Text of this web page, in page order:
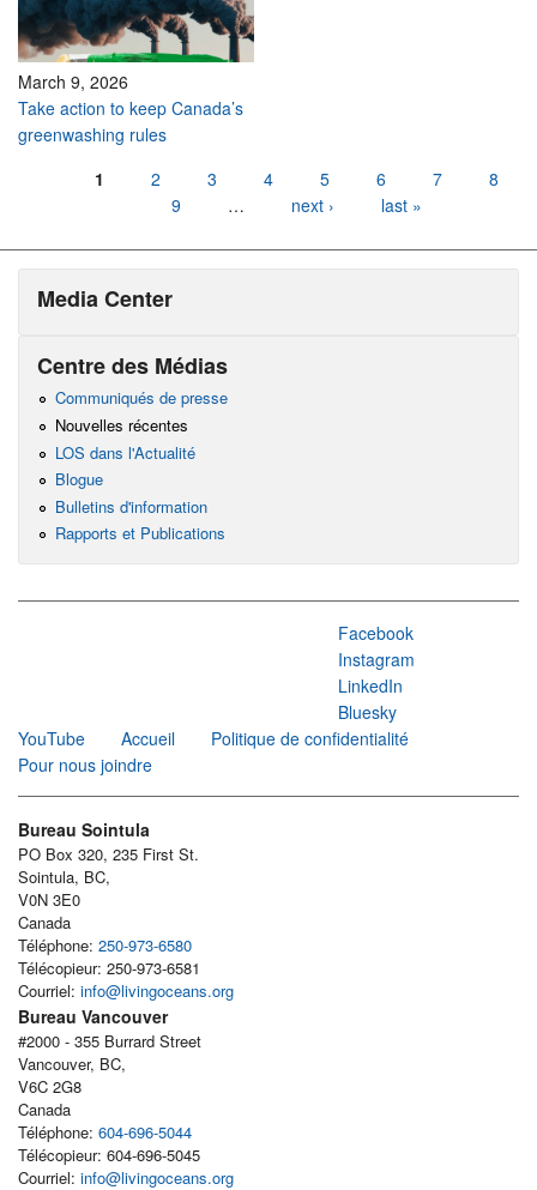
March 9, 2026
Take action to keep Canada’s
greenwashing rules
1 2 3 4 5 6 7
8
9
… next › last »
Media Center
Centre des Médias
Communiqués de presse
Nouvelles récentes
LOS dans l'Actualité
Blogue
Bulletins d'information
Rapports et Publications
Facebook
Instagram
LinkedIn
Bluesky
YouTube
Accueil
Politique de confidentialité
Pour nous joindre
Bureau Sointula
PO Box 320, 235 First St.
Sointula, BC,
V0N 3E0
Canada
Téléphone: 250-973-6580
Télécopieur: 250-973-6581
Courriel: info@livingoceans.org
Bureau Vancouver
#2000 - 355 Burrard Street
Vancouver, BC,
V6C 2G8
Canada
Téléphone: 604-696-5044
Télécopieur: 604-696-5045
Courriel: info@livingoceans.org